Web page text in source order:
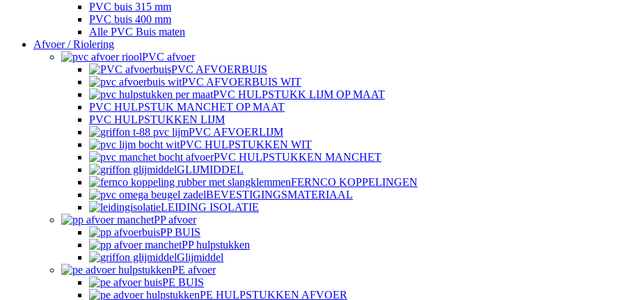
PVC buis 315 mm
PVC buis 400 mm
Alle PVC Buis maten
Afvoer / Riolering
PVC afvoer
PVC AFVOERBUIS
PVC AFVOERBUIS WIT
PVC HULPSTUKK LIJM OP MAAT
PVC HULPSTUK MANCHET OP MAAT
PVC HULPSTUKKEN LIJM
PVC AFVOERLIJM
PVC HULPSTUKKEN WIT
PVC HULPSTUKKEN MANCHET
GLIJMIDDEL
FERNCO KOPPELINGEN
BEVESTIGINGSMATERIAAL
LEIDING ISOLATIE
PP afvoer
PP BUIS
PP hulpstukken
Glijmiddel
PE afvoer
PE BUIS
PE HULPSTUKKEN AFVOER